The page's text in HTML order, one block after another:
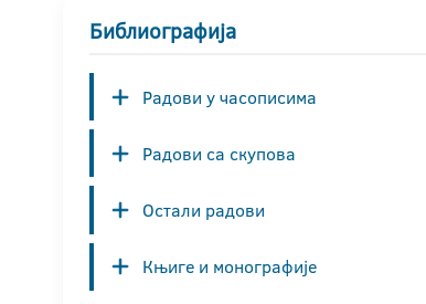
Библиографија
Радови у часописима
Радови са скупова
Остали радови
Књиге и монографије